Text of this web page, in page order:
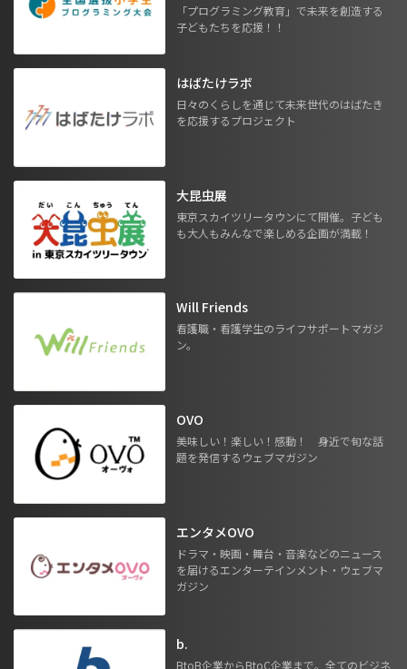
「プログラミング教育」で未来を創造する
子どもたちを応援！！
はばたけラボ
日々のくらしを通じて未来世代のはばたき
を応援するプロジェクト
大昆虫展
東京スカイツリータウンにて開催。子ども
も大人もみんなで楽しめる企画が満載！
Will Friends
看護職・看護学生のライフサポートマガジ
ン。
OVO
美味しい！楽しい！感動！ 身近で旬な話
題を発信するウェブマガジン
エンタメOVO
ドラマ・映画・舞台・音楽などのニュース
を届けるエンターテインメント・ウェブマ
ガジン
b.
BtoB企業からBtoC企業まで。全てのビジネ